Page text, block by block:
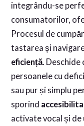
integrându-se
consumatorilor,
Procesul de
tastarea și
eficiență.
persoanele cu
sau pur și simplu
sporind
activate vocal și